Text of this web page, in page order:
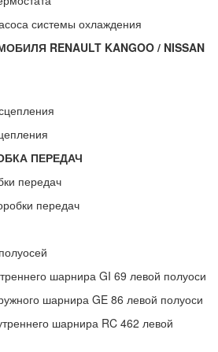
системы охлаждения
RENAULT KANGOO / NISSAN
ПЕРЕДАЧ
передач
передач
шарнира GI 69 левой полуоси
шарнира GE 86 левой полуоси
шарнира RC 462 левой